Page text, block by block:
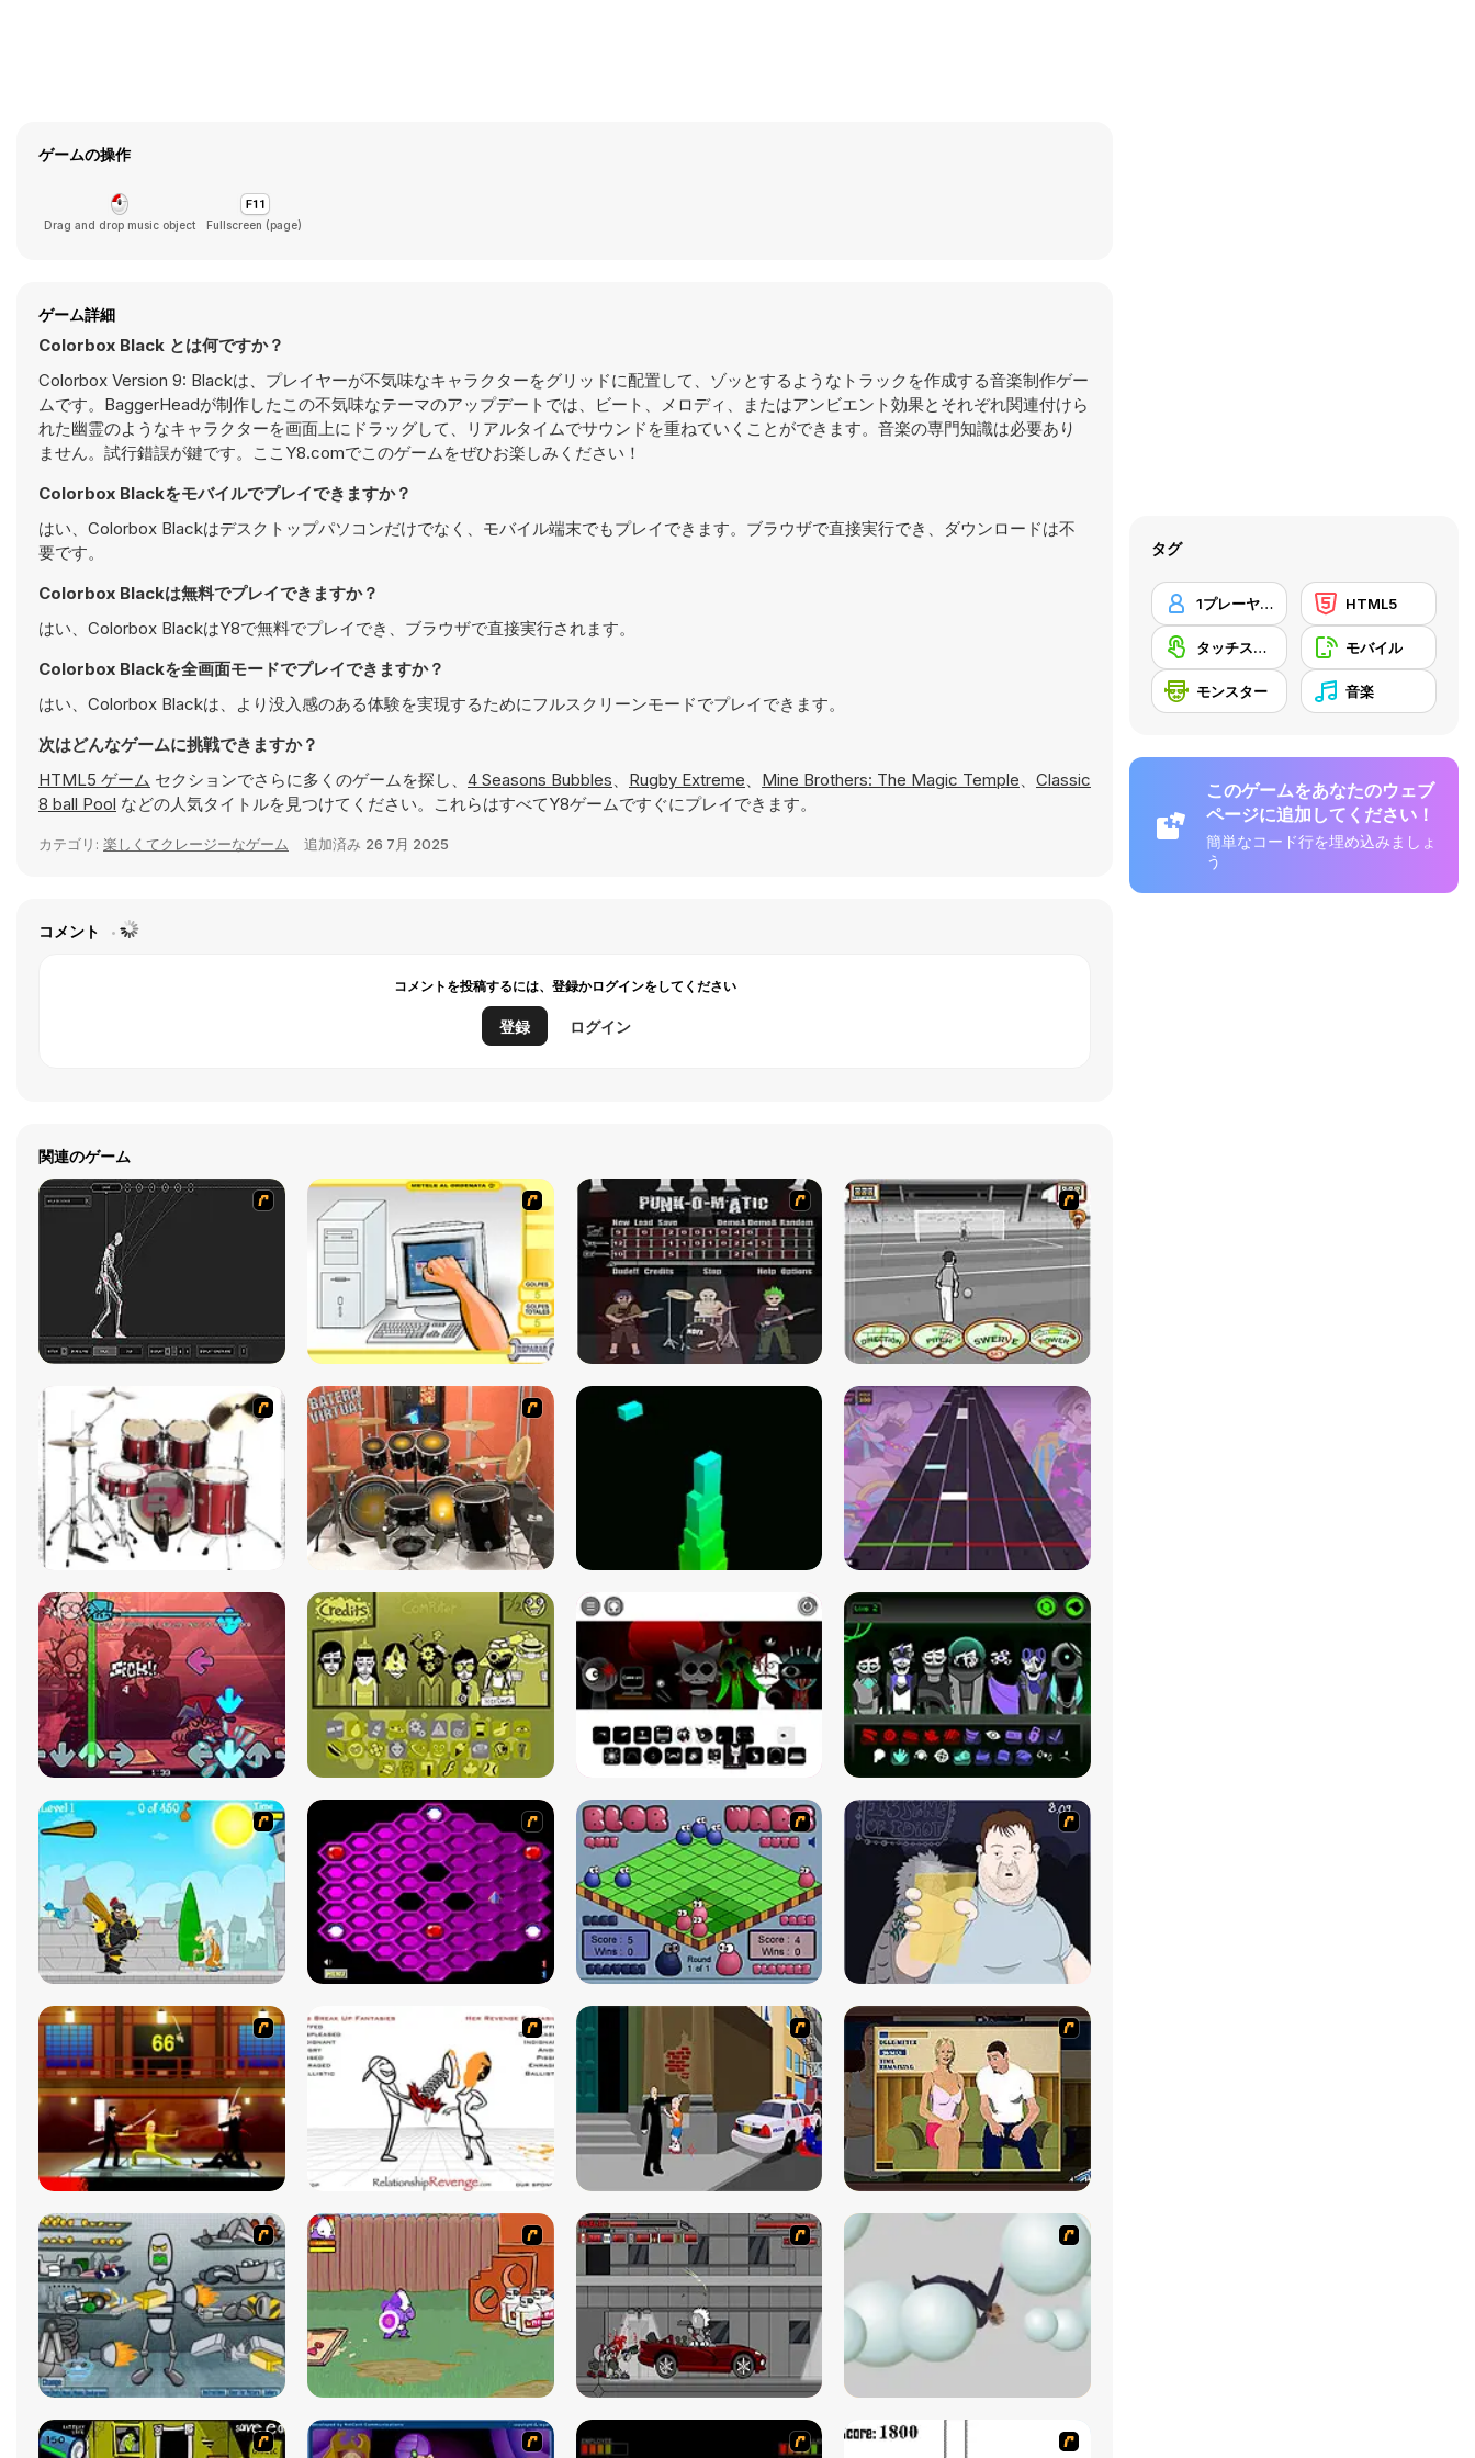
ゲームの操作
Drag and drop music object Fullscreen (page)
ゲーム詳細
Colorbox Black とは何ですか？
Colorbox Version 9: Blackは、プレイヤーが不気味なキャラクターをグリッドに配置して、ゾッとするようなトラックを作成する音楽制作ゲー
ムです。BaggerHeadが制作したこの不気味なテーマのアップデートでは、ビート、メロディ、またはアンビエント効果とそれぞれ関連付けら
れた幽霊のようなキャラクターを画面上にドラッグして、リアルタイムでサウンドを重ねていくことができます。音楽の専門知識は必要あり
ません。試行錯誤が鍵です。ここY8.comでこのゲームをぜひお楽しみください！
Colorbox Blackをモバイルでプレイできますか？
はい、Colorbox Blackはデスクトップパソコンだけでなく、モバイル端末でもプレイできます。ブラウザで直接実行でき、ダウンロードは不
要です。
Colorbox Blackは無料でプレイできますか？
はい、Colorbox BlackはY8で無料でプレイでき、ブラウザで直接実行されます。
Colorbox Blackを全画面モードでプレイできますか？
はい、Colorbox Blackは、より没入感のある体験を実現するためにフルスクリーンモードでプレイできます。
次はどんなゲームに挑戦できますか？
HTML5 ゲーム セクションでさらに多くのゲームを探し、 4 Seasons Bubbles、 Rugby Extreme、 Mine Brothers: The Magic Temple、 Classic
8 ball Pool などの人気タイトルを見つけてください。これらはすべてY8ゲームですぐにプレイできます。
カテゴリ: 楽しくてクレージーなゲーム 追加済み 26 7月 2025
コメント
コメントを投稿するには、登録かログインをしてください
登録 ログイン
関連のゲーム
タグ
1プレーヤー HTML5
タッチスクリーン モバイル
モンスター 音楽
このゲームをあなたのウェブ
ページに追加してください！
簡単なコード行を埋め込みましょ
う